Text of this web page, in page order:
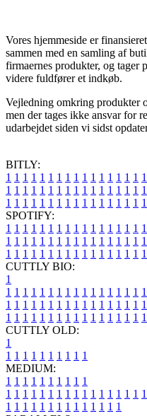
Vores hjemmeside er
sammen med en samling af
firmaernes produkter, og tager
videre fuldfører et indkøb.
Vejledning omkring produkter
men der tages ikke ansvar for
udarbejdet siden vi sidst
BITLY:
1 1 1 1 1 1 1 1 1 1 1 1 1 1 1 1 1
1 1 1 1 1 1 1 1 1 1 1 1 1 1 1 1 1
1 1 1 1 1 1 1 1 1 1 1 1 1 1 1 1 1
SPOTIFY:
1 1 1 1 1 1 1 1 1 1 1 1 1 1 1 1 1
1 1 1 1 1 1 1 1 1 1 1 1 1 1 1 1 1
1 1 1 1 1 1 1 1 1 1 1 1 1 1 1 1 1
CUTTLY BIO:
1
1 1 1 1 1 1 1 1 1 1 1 1 1 1 1 1 1
1 1 1 1 1 1 1 1 1 1 1 1 1 1 1 1 1
1 1 1 1 1 1 1 1 1 1 1 1 1 1 1 1 1
CUTTLY OLD:
1
1 1 1 1 1 1 1 1 1 1
MEDIUM:
1 1 1 1 1 1 1 1 1 1
1 1 1 1 1 1 1 1 1 1 1 1 1 1 1 1 1
1 1 1 1 1 1 1 1 1 1 1 1 1 1